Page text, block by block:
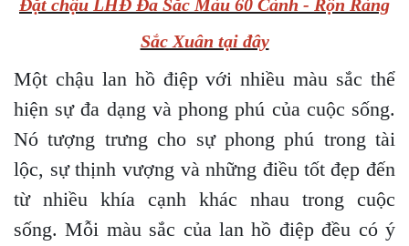
Đặt chậu LHĐ Đa Sắc Màu 60 Cành - Rộn Ràng
Sắc Xuân tại đây
Một chậu lan hồ điệp với nhiều màu sắc thể
hiện sự đa dạng và phong phú của cuộc sống.
Nó tượng trưng cho sự phong phú trong tài
lộc, sự thịnh vượng và những điều tốt đẹp đến
từ nhiều khía cạnh khác nhau trong cuộc
sống. Mỗi màu sắc của lan hồ điệp đều có ý